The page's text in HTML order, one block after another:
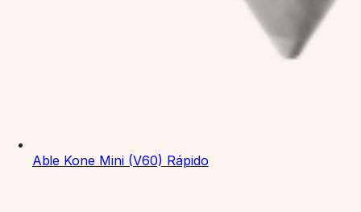
Able Kone Mini (V60) Rápido